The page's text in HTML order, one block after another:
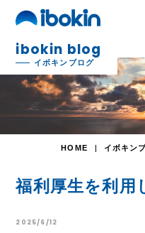
search
解体事業
環境事業
ibokin blog
イボキンブログ
HOME イボキン
福利厚生を利用
2025/6/12